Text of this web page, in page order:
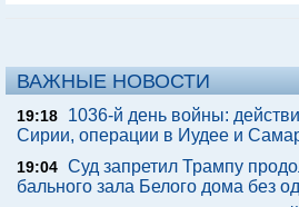
ВАЖНЫЕ НОВОСТИ
19:18
1036-й день войны:
Сирии, операции в Иудее и
19:04 Суд запретил Трампу
бального зала Белого дома без